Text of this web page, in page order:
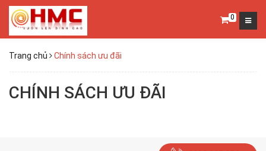
0
Trang chủ Chính sách ưu đãi
CHÍNH SÁCH ƯU ĐÃI